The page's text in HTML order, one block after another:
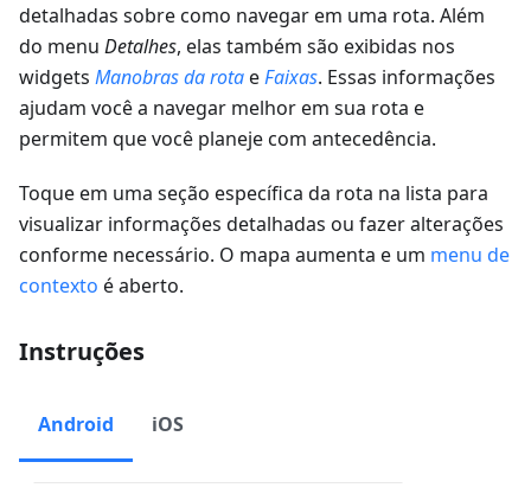
detalhadas sobre como navegar em uma rota. Além
do menu Detalhes, elas também são exibidas nos
widgets Manobras da rotaeFaixas. Essas informações
ajudam você a navegar melhor em sua rota e
permitem que você planeje com antecedência.
Toque em uma seção específica da rota na lista para
visualizar informações detalhadas ou fazer alterações
conforme necessário. O mapa aumenta e um menu de
contexto é aberto.
Instruções
Android iOS